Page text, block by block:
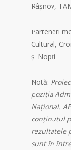
Râșnov,
Parteneri
Cultural,
și Nopți
Notă:
poziţia
Național.
conținutul
rezultatele
sunt în